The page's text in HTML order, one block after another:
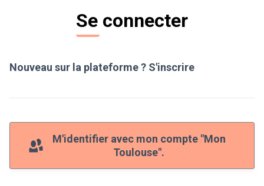
Se connecter
Nouveau sur la plateforme ? S'inscrire
M'identifier avec mon compte "Mon
Toulouse".